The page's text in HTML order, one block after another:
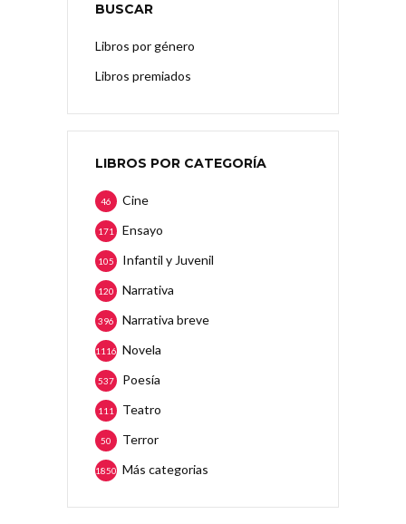
BUSCAR
Libros por género
Libros premiados
LIBROS POR CATEGORÍA
Cine
46
Ensayo
171
Infantil y Juvenil
105
Narrativa
120
Narrativa breve
396
Novela
1116
Poesía
537
Teatro
111
Terror
50
Más categorias
1850